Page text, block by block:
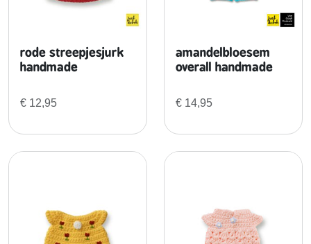
r
)
rode streepjesjurk
handmade
€ 12,95
amandelbloesem
overall handmade
€ 14,95